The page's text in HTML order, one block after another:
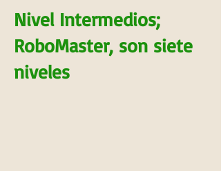
Nivel Intermedios;
RoboMaster, son siete
niveles